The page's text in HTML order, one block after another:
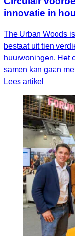
innovatie in
The Urban Woods
bestaat uit tien
huurwoningen. Het
samen kan gaan
Lees artikel